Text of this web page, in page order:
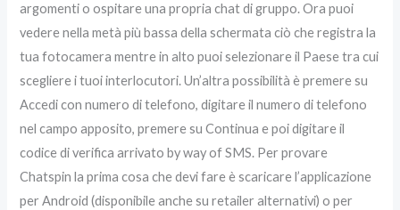
argomenti o ospitare una propria chat di gruppo. Ora puoi
vedere nella metà più bassa della schermata ciò che registra la
tua fotocamera mentre in alto puoi selezionare il Paese tra cui
scegliere i tuoi interlocutori. Un’altra possibilità è premere su
Accedi con numero di telefono, digitare il numero di telefono
nel campo apposito, premere su Continua e poi digitare il
codice di verifica arrivato by way of SMS. Per provare
Chatspin la prima cosa che devi fare è scaricare l’applicazione
per Android (disponibile anche su retailer alternativi) o per